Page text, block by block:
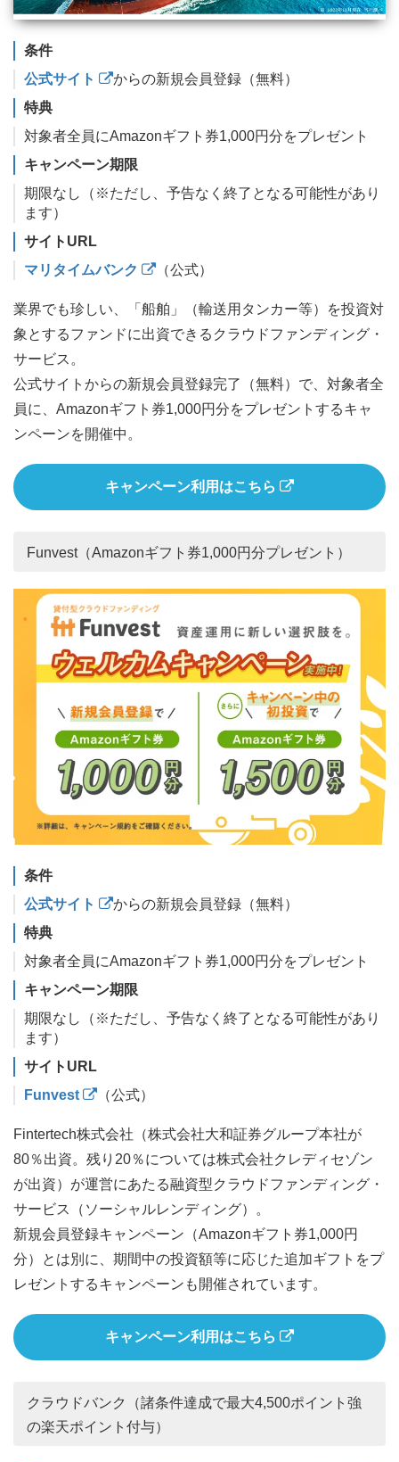
条件
公式サイト
からの新規会員登録（無料）
特典
対象者全員にAmazonギフト券1,000円分をプレゼント
キャンペーン期限
期限なし（※ただし、予告なく終了となる可能性があり
ます）
サイトURL
マリタイムバンク
（公式）
業界でも珍しい、「船舶」（輸送用タンカー等）を投資対
象とするファンドに出資できるクラウドファンディング・
サービス。
公式サイトからの新規会員登録完了（無料）で、対象者全
員に、Amazonギフト券1,000円分をプレゼントするキャ
ンペーンを開催中。
キャンペーン利用はこちら
Funvest（Amazonギフト券1,000円分プレゼント）
条件
公式サイト
からの新規会員登録（無料）
特典
対象者全員にAmazonギフト券1,000円分をプレゼント
キャンペーン期限
期限なし（※ただし、予告なく終了となる可能性があり
ます）
サイトURL
Funvest
（公式）
Fintertech株式会社（株式会社大和証券グループ本社が
80％出資。残り20％については株式会社クレディセゾン
が出資）が運営にあたる融資型クラウドファンディング・
サービス（ソーシャルレンディング）。
新規会員登録キャンペーン（Amazonギフト券1,000円
分）とは別に、期間中の投資額等に応じた追加ギフトをプ
レゼントするキャンペーンも開催されています。
キャンペーン利用はこちら
クラウドバンク（諸条件達成で最大4,500ポイント強
の楽天ポイント付与）